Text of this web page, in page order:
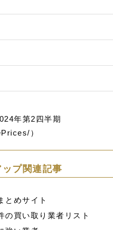
年第2四半期
）
ップ関連記事
とめサイト
の買い取り業者リスト